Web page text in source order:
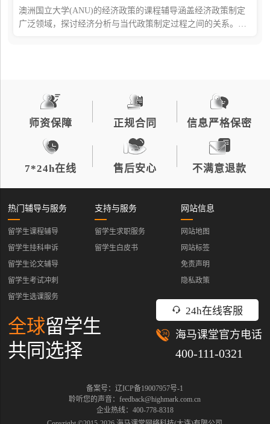
澳洲国立大学(ANU)的经济政策的课程辅导涵盖经济政策制定
广泛领域，探讨经济分析与当代政策制定过程之间的关系。经
师资保障 正规合同 信息严格保密
7*24h在线 售后安心 不满意退款
24h在线客服
海马课堂官方电话
400-111-0321
热门辅导与服务
留学生课程辅导
留学生挂科申诉
留学生论文辅导
留学生考试冲刺
留学生选课服务
支持与服务
留学生求职服务
留学生白皮书
网站信息
网站地图
网站标签
免责声明
隐私政策
全球留学生
共同选择
备案号：辽ICP备19007957号-1
聆听您的声音：feedback@highmark.com.cn
企业热线：400-778-8318